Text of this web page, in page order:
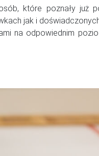
które poznały już
jak i
na odpowiednim